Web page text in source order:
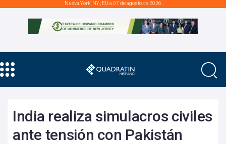
Nueva York, NY., EU a 07 de agosto de 2026
India realiza simulacros civiles
ante tensión con Pakistán